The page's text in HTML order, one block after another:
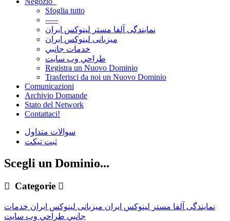
Sfoglia tutto
-----
نمایندگی آلفا مستر لینوکس ایران
میزبانی لینوکس ایران
خدمات جانبي
طراحي وب سايت
Registra un Nuovo Dominio
Trasferisci da noi un Nuovo Dominio
Comunicazioni
Archivio Domande
Stato del Network
Contattaci!
سوالات متداول
ثبت تیکت
Scegli un Dominio...
Categorie
نمایندگی آلفا مستر لینوکس ایران میزبانی لینوکس ایران خدمات
جانبي طراحي وب سايت